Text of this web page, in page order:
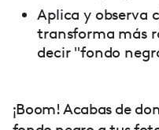
Aplica y observa
transforma más
decir "fondo
¡Boom! Acabas de